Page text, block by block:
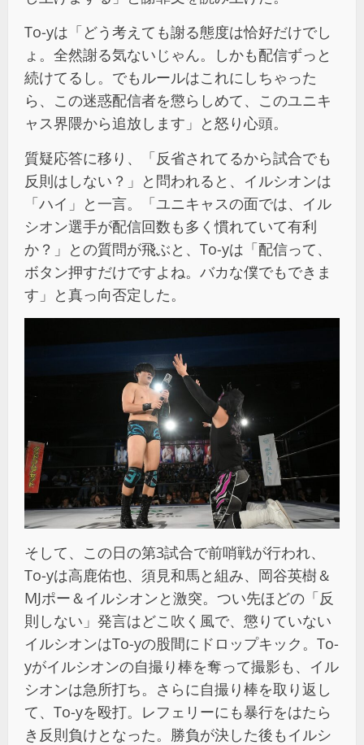
To-yは「どう考えても謝る態度は恰好だけでし
ょ。全然謝る気ないじゃん。しかも配信ずっと
続けてるし。でもルールはこれにしちゃった
ら、この迷惑配信者を懲らしめて、このユニキ
ャス界隈から追放します」と怒り心頭。
質疑応答に移り、「反省されてるから試合でも
反則はしない？」と問われると、イルシオンは
「ハイ」と一言。「ユニキャスの面では、イル
シオン選手が配信回数も多く慣れていて有利
か？」との質問が飛ぶと、To-yは「配信って、
ボタン押すだけですよね。バカな僕でもできま
す」と真っ向否定した。
そして、この日の第3試合で前哨戦が行われ、
To-yは高鹿佑也、須見和馬と組み、岡谷英樹＆
MJポー＆イルシオンと激突。つい先ほどの「反
則しない」発言はどこ吹く風で、懲りていない
イルシオンはTo-yの股間にドロップキック。To-
yがイルシオンの自撮り棒を奪って撮影も、イル
シオンは急所打ち。さらに自撮り棒を取り返し
て、To-yを殴打。レフェリーにも暴行をはたら
き反則負けとなった。勝負が決した後もイルシ